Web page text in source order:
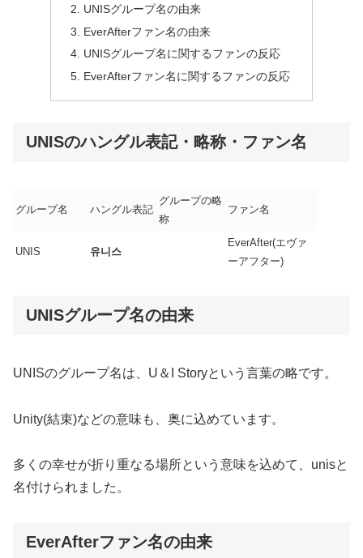
UNISグループ名の由来
EverAfterファン名の由来
UNISグループ名に関するファンの反応
EverAfterファン名に関するファンの反応
UNISのハングル表記・略称・ファン名
グループ名 ハングル表記
グループの略
称
ファン名
UNIS 유니스
EverAfter(エヴァ
ーアフター)
UNISグループ名の由来
UNISのグループ名は、U＆I Storyという言葉の略です。
Unity(結束)などの意味も、奥に込めています。
多くの幸せが折り重なる場所という意味を込めて、unisと
名付けられました。
EverAfterファン名の由来